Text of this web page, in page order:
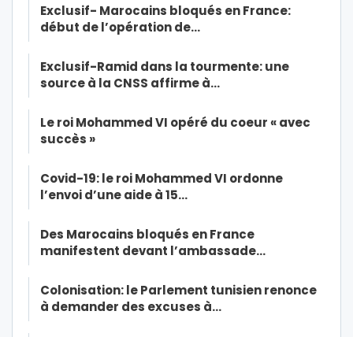
Exclusif- Marocains bloqués en France:
début de l’opération de…
Exclusif-Ramid dans la tourmente: une
source à la CNSS affirme à…
Le roi Mohammed VI opéré du coeur « avec
succès »
Covid-19: le roi Mohammed VI ordonne
l’envoi d’une aide à 15…
Des Marocains bloqués en France
manifestent devant l’ambassade…
Colonisation: le Parlement tunisien renonce
à demander des excuses à…